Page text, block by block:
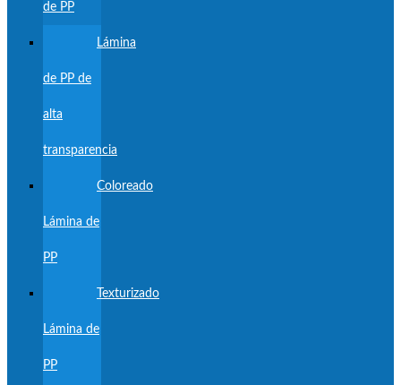
de PP
Lámina
de PP de
alta
transparencia
Coloreado
Lámina de
PP
Texturizado
Lámina de
PP